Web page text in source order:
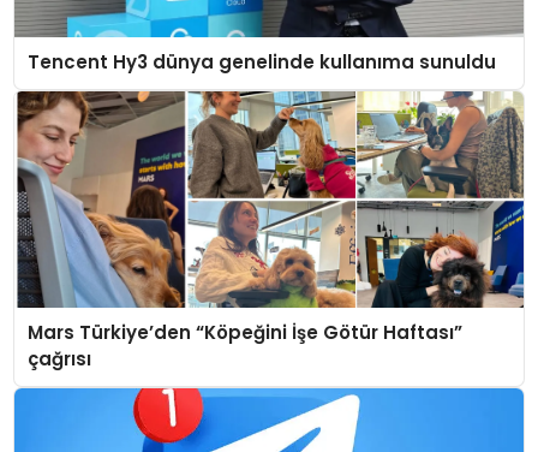
Tencent Hy3 dünya genelinde kullanıma sunuldu
Mars Türkiye’den “Köpeğini İşe Götür Haftası”
çağrısı